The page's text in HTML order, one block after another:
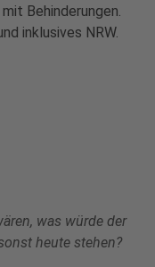
Behinderungen.
inklusives NRW.
was würde der
heute stehen?